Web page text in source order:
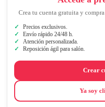
Crea tu cuenta gratuita y
Precios exclusivos.
Envío rápido 24/48 h.
Atención personalizada.
Reposición ágil para salón.
Crear
Ya soy